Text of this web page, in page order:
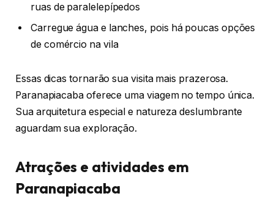
ruas de paralelepípedos
Carregue água e lanches, pois há poucas opções
de comércio na vila
Essas dicas tornarão sua visita mais prazerosa.
Paranapiacaba oferece uma viagem no tempo única.
Sua arquitetura especial e natureza deslumbrante
aguardam sua exploração.
Atrações e atividades em
Paranapiacaba